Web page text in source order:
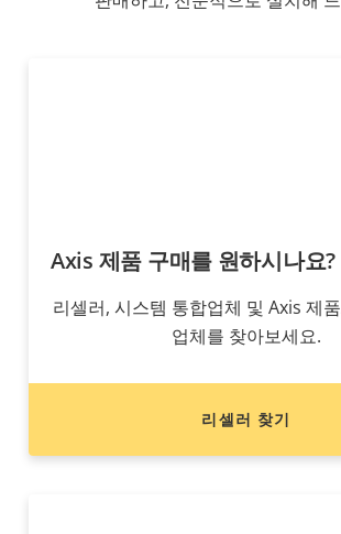
Axis 제품 구매를 원하시나요?
리셀러, 시스템 통합업체 및 Axis 제
업체를 찾아보세요.
리셀러 찾기